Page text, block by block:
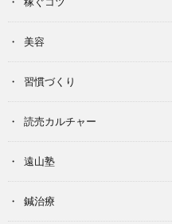
美容
習慣づくり
読売カルチャー
遠山塾
鍼治療